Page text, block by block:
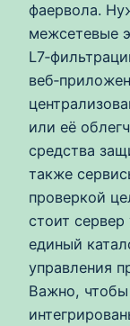
фаервола.
межсетевые
или её
средства
также
проверкой
стоит
единый
управления
Важно,